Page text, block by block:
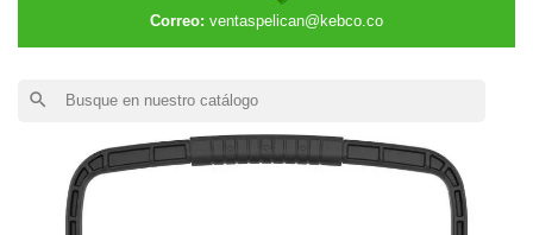
Correo: ventaspelican@kebco.co
search